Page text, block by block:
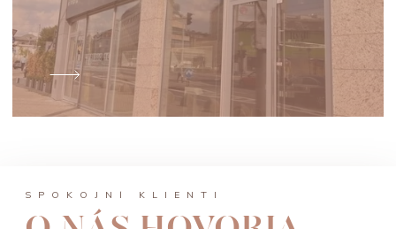
SPOKOJNÍ KLIENTI